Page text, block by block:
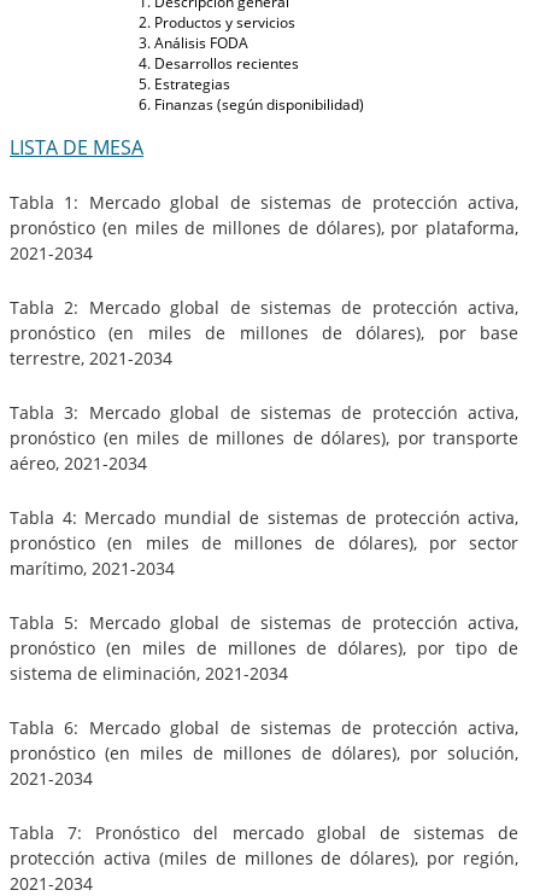
Productos y servicios
Análisis FODA
Desarrollos recientes
Estrategias
Finanzas (según disponibilidad)
LISTA DE MESA
Tabla 1: Mercado global de sistemas de protección activa,
pronóstico (en miles de millones de dólares), por plataforma,
2021-2034
Tabla 2: Mercado global de sistemas de protección activa,
pronóstico (en miles de millones de dólares), por base
terrestre, 2021-2034
Tabla 3: Mercado global de sistemas de protección activa,
pronóstico (en miles de millones de dólares), por transporte
aéreo, 2021-2034
Tabla 4: Mercado mundial de sistemas de protección activa,
pronóstico (en miles de millones de dólares), por sector
marítimo, 2021-2034
Tabla 5: Mercado global de sistemas de protección activa,
pronóstico (en miles de millones de dólares), por tipo de
sistema de eliminación, 2021-2034
Tabla 6: Mercado global de sistemas de protección activa,
pronóstico (en miles de millones de dólares), por solución,
2021-2034
Tabla 7: Pronóstico del mercado global de sistemas de
protección activa (miles de millones de dólares), por región,
2021-2034